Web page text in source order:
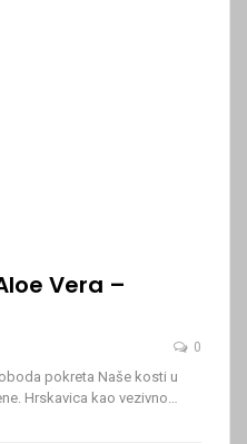
Vera –
0
pokreta Naše kosti u
Hrskavica kao vezivno…